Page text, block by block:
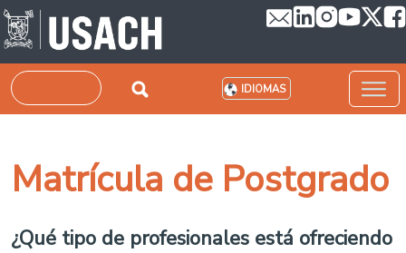
Pasar al contenido principal
Buscar IDIOMAS
Matrícula de Postgrado
¿Qué tipo de profesionales está ofreciendo